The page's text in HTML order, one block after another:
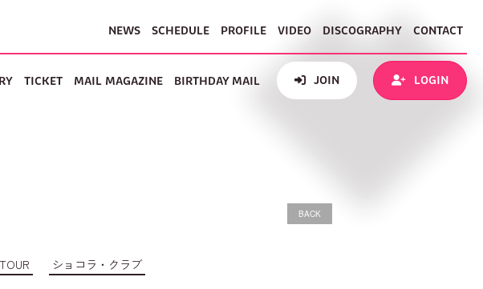
NEWS SCHEDULE PROFILE VIDEO DISCOGRAPHY CONTACT
TICKET MAIL MAGAZINE BIRTHDAY MAIL JOIN LOGIN
BACK
TOUR ショコラ・クラブ